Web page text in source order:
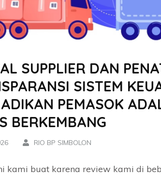
SUPPLIER DAN
SISTEM
PEMASOK
BERKEMBANG
RIO BP SIMBOLON
kami buat karena review kami di